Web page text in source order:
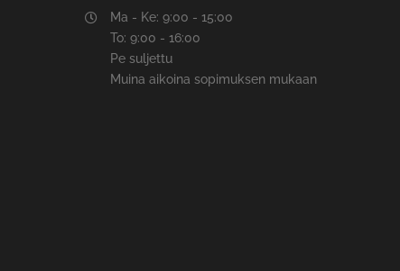
Ma - Ke: 9:00 - 15:00
To: 9:00 - 16:00
Pe suljettu
Muina aikoina sopimuksen mukaan